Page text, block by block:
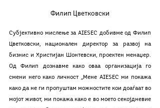
Филип Цветковски
Субјективно мислење за AIESEC добивме од Филип
Цветковски, национален директор за развој на
бизнис и Христијан Шонтевски, проектен менаџер.
Од Филип дознавме како оваа организација го
смени него како личност ,,Мене AIESEC ми покажа
како да не ги пропуштам можностите кои доаѓаат во
мојот живот, ми покажа како е во моето секојдневие